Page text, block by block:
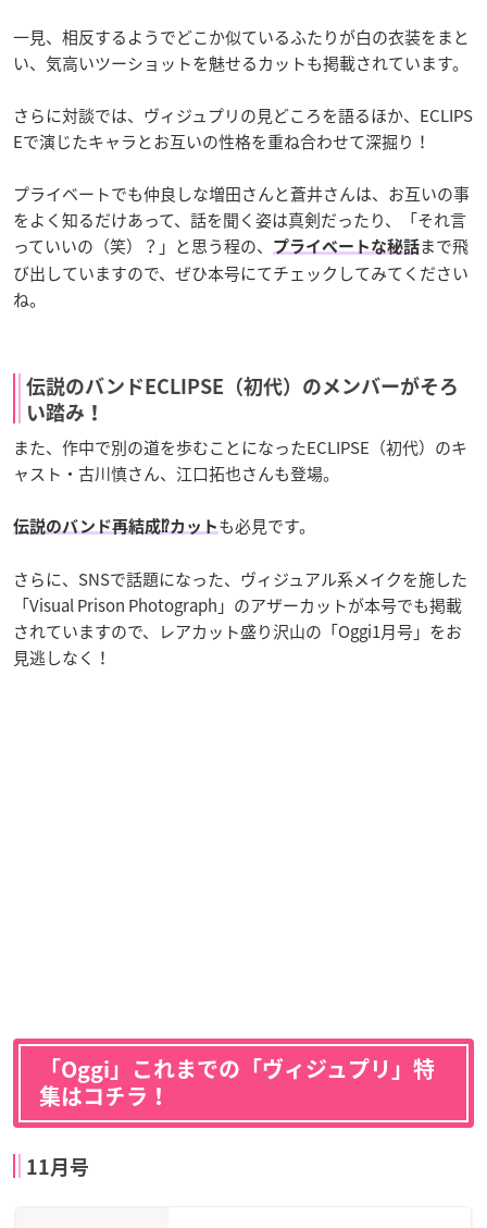
一見、相反するようでどこか似ているふたりが白の衣装をまと
い、気高いツーショットを魅せるカットも掲載されています。
さらに対談では、ヴィジュプリの見どころを語るほか、ECLIPS
Eで演じたキャラとお互いの性格を重ね合わせて深掘り！
プライベートでも仲良しな増田さんと蒼井さんは、お互いの事
をよく知るだけあって、話を聞く姿は真剣だったり、「それ言
っていいの（笑）？」と思う程の、
プライベートな秘話まで飛
び出していますので、ぜひ本号にてチェックしてみてください
ね。
伝説のバンドECLIPSE（初代）のメンバーがそろ
い踏み！
また、作中で別の道を歩むことになったECLIPSE（初代）のキ
ャスト・古川慎さん、江口拓也さんも登場。
伝説のバンド再結成⁉カット も必見です。
さらに、SNSで話題になった、ヴィジュアル系メイクを施した
「Visual Prison Photograph」のアザーカットが本号でも掲載
されていますので、レアカット盛り沢山の「Oggi1月号」をお
見逃しなく！
「Oggi」これまでの「ヴィジュプリ」特
集はコチラ！
11月号